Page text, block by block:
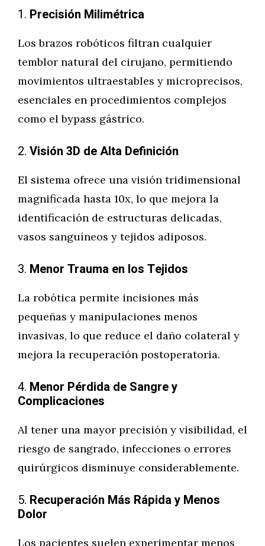
1. Precisión Milimétrica
Los brazos robóticos filtran cualquier
temblor natural del cirujano, permitiendo
movimientos ultraestables y microprecisos,
esenciales en procedimientos complejos
como el bypass gástrico.
2. Visión 3D de Alta Definición
El sistema ofrece una visión tridimensional
magnificada hasta 10x, lo que mejora la
identificación de estructuras delicadas,
vasos sanguíneos y tejidos adiposos.
3. Menor Trauma en los Tejidos
La robótica permite incisiones más
pequeñas y manipulaciones menos
invasivas, lo que reduce el daño colateral y
mejora la recuperación postoperatoria.
4. Menor Pérdida de Sangre y
Complicaciones
Al tener una mayor precisión y visibilidad, el
riesgo de sangrado, infecciones o errores
quirúrgicos disminuye considerablemente.
5. Recuperación Más Rápida y Menos
Dolor
Los pacientes suelen experimentar menos